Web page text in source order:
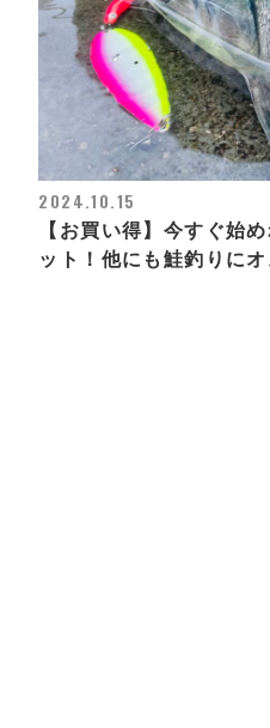
2024.10.15
【お買い得】今すぐ始
ット！他にも鮭釣りに